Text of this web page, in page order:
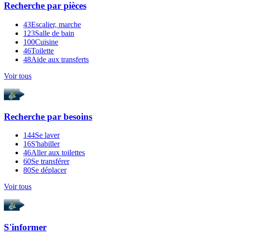
Recherche par pièces
43Escalier, marche
123Salle de bain
100Cuisine
46Toilette
48Aide aux transferts
Voir tous
Recherche par besoins
144Se laver
16S'habiller
46Aller aux toilettes
60Se transférer
80Se déplacer
Voir tous
S'informer